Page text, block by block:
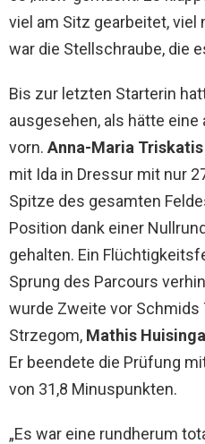
viel am Sitz gearbeitet,
war die Stellschraube, die
Bis zur letzten Starterin
ausgesehen, als hätte eine
vorn. Anna-Maria Triskatis
mit Ida in Dressur mit nur
Spitze des gesamten
Position dank einer
gehalten. Ein
Sprung des Parcours
wurde Zweite vor Schmids
Strzegom, Mathis Huisinga
Er beendete die Prüfung
von 31,8 Minuspunkten.
„Es war eine rundherum